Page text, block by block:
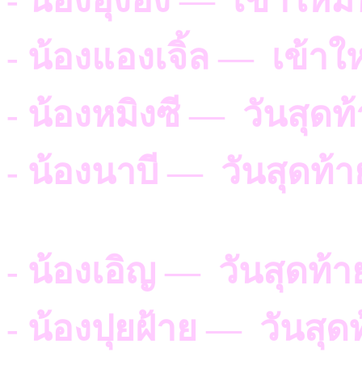
- น้องแองเจิ้ล — เข้า
- น้องหมิงซี — วันสุดท้
- น้องนาบี — วันสุดท้า
- น้องเอิญ — วันสุดท้า
- น้องปุยฝ้าย — วันสุด